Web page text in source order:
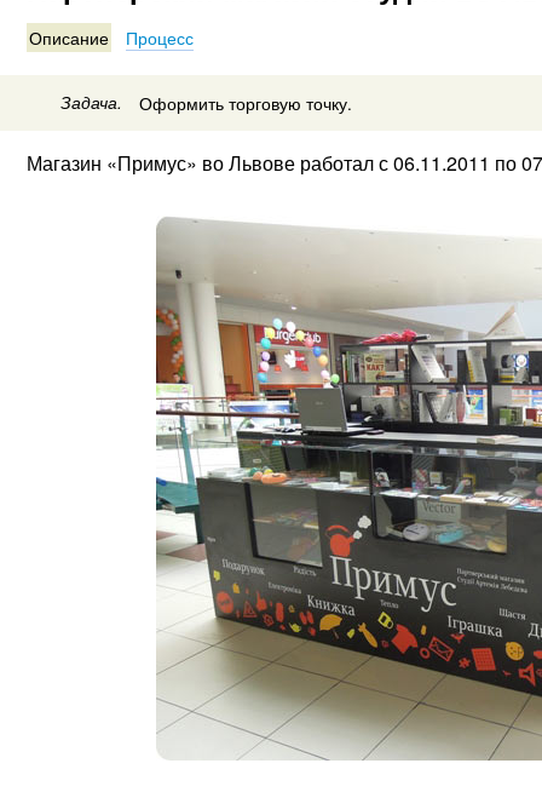
Описание Процесс
Задача. Оформить торговую точку.
Магазин «Примус» во Львове работал с 06.11.2011 по